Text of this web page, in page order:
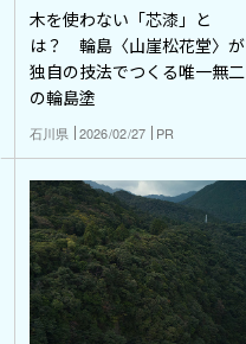
木を使わない「芯漆」と
は？ 輪島〈山崖松花堂〉が
独自の技法でつくる唯一無二
の輪島塗
石川県 2026/02/27 PR